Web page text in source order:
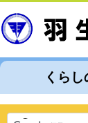
くら